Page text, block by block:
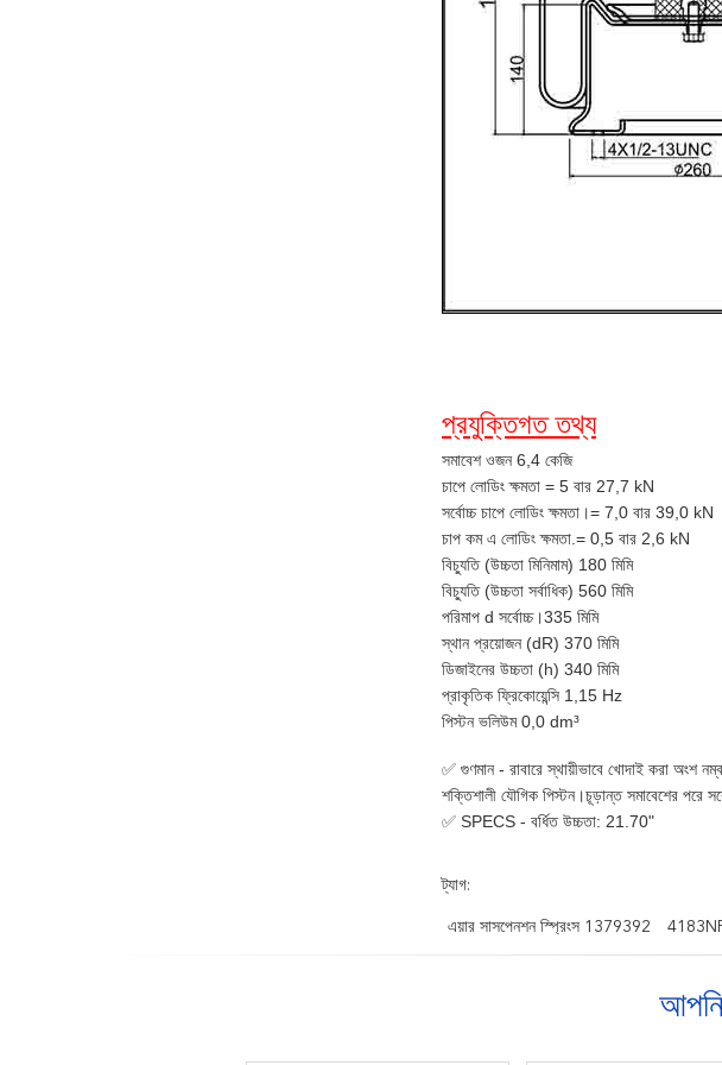
প্রযুক্তিগত তথ্য
সমাবেশ ওজন 6,4 কেজি
চাপে লোডিং ক্ষমতা = 5 বার 27,7 kN
সর্বোচ্চ চাপে লোডিং ক্ষমতা।= 7,0 বার 39,0 kN
চাপ কম এ লোডিং ক্ষমতা.= 0,5 বার 2,6 kN
বিচ্যুতি (উচ্চতা মিনিমাম) 180 মিমি
বিচ্যুতি (উচ্চতা সর্বাধিক) 560 মিমি
পরিমাপ d সর্বোচ্চ।335 মিমি
স্থান প্রয়োজন (dR) 370 মিমি
ডিজাইনের উচ্চতা (h) 340 মিমি
প্রাকৃতিক ফ্রিকোয়েন্সি 1,15 Hz
পিস্টন ভলিউম 0,0 dm³
✅ গুণমান - রাবারে স্থায়ীভাবে খোদাই করা
শক্তিশালী যৌগিক পিস্টন।চূড়ান্ত সমাবেশের পরে
✅ SPECS - বর্ধিত উচ্চতা: 21.70"
ট্যাগ:
এয়ার সাসপেনশন স্প্রিংস 1379392